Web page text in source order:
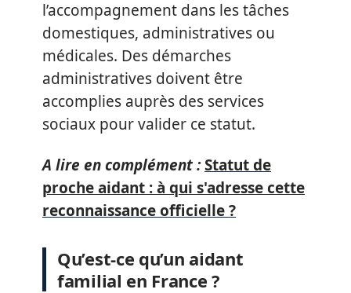
l’accompagnement dans les tâches
domestiques, administratives ou
médicales. Des démarches
administratives doivent être
accomplies auprès des services
sociaux pour valider ce statut.
A lire en complément :Statut de
proche aidant : à qui s'adresse cette
reconnaissance officielle ?
Qu’est-ce qu’un aidant
familial en France ?